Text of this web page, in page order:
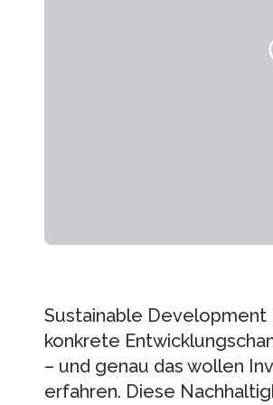
Sustainable Development
konkrete
– und genau das wollen
erfahren. Diese